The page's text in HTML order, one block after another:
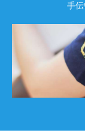
手伝